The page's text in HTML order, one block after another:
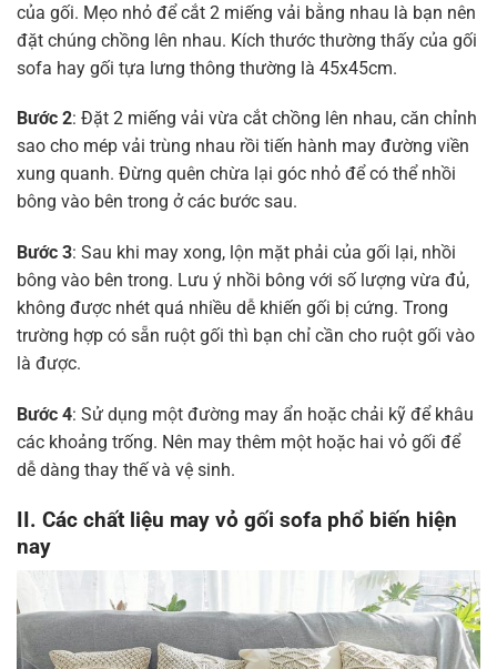
của gối. Mẹo nhỏ để cắt 2 miếng vải bằng nhau là bạn nên
đặt chúng chồng lên nhau. Kích thước thường thấy của gối
sofa hay gối tựa lưng thông thường là 45x45cm.
Bước 2: Đặt 2 miếng vải vừa cắt chồng lên nhau, căn chỉnh
sao cho mép vải trùng nhau rồi tiến hành may đường viền
xung quanh. Đừng quên chừa lại góc nhỏ để có thể nhồi
bông vào bên trong ở các bước sau.
Bước 3: Sau khi may xong, lộn mặt phải của gối lại, nhồi
bông vào bên trong. Lưu ý nhồi bông với số lượng vừa đủ,
không được nhét quá nhiều dễ khiến gối bị cứng. Trong
trường hợp có sẵn ruột gối thì bạn chỉ cần cho ruột gối vào
là được.
Bước 4: Sử dụng một đường may ẩn hoặc chải kỹ để khâu
các khoảng trống. Nên may thêm một hoặc hai vỏ gối để
dễ dàng thay thế và vệ sinh.
II. Các chất liệu may vỏ gối sofa phổ biến hiện
nay